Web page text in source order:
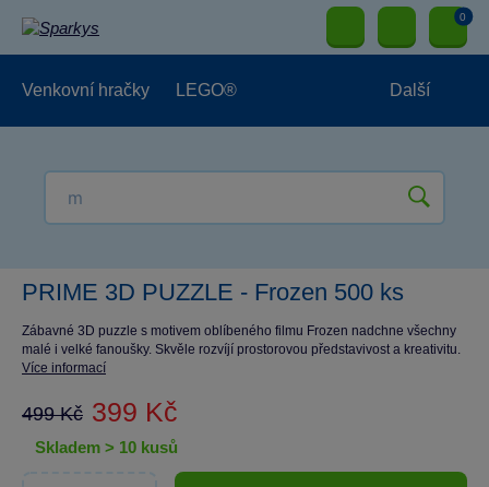
0
Venkovní hračky LEGO® Další
PRIME 3D PUZZLE - Frozen 500 ks
Zábavné 3D puzzle s motivem oblíbeného filmu Frozen nadchne všechny
malé i velké fanoušky. Skvěle rozvíjí prostorovou představivost a kreativitu.
Více informací
499 Kč 399 Kč
skladem > 10 kusů